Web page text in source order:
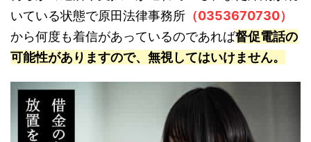
いている状態で原田法律事務所 （0353670730）
から何度も着信があっているのであれば督促電話の
可能性がありますので、無視してはいけません。